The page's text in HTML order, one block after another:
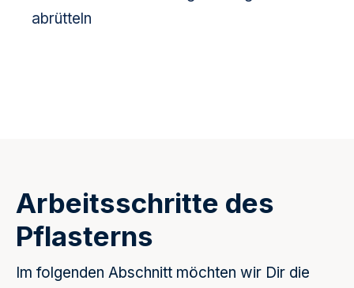
abrütteln
Arbeitsschritte des
Pflasterns
Im folgenden Abschnitt möchten wir Dir die